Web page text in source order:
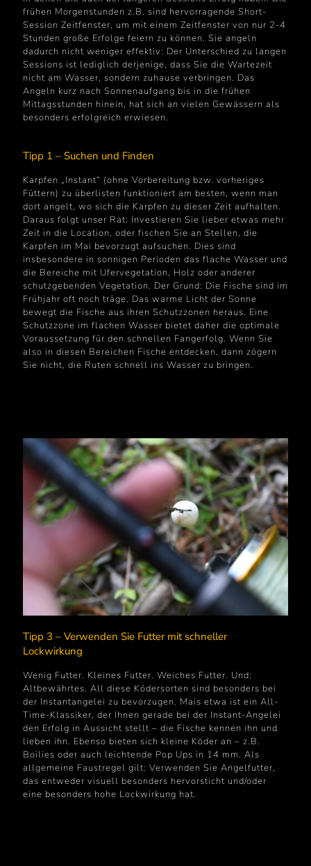
frühen Morgenstunden z.B. sind hervorragende Short-
Session Zeitfenster, um mit einem Zeitfenster von nur 2-4
Stunden große Erfolge feiern zu können. Sie angeln
dadurch nicht weniger effektiv: Der Unterschied zu langen
Sessions ist lediglich derjenige, dass Sie die Wartezeit
nicht am Wasser, sondern zuhause verbringen. Das
Angeln kurz nach Sonnenaufgang bis in die frühen
Mittagsstunden hinein, hat sich an vielen Gewässern als
besonders erfolgreich erwiesen.
Tipp 1 – Suchen und Finden
Karpfen „Instant“ (ohne Vorbereitung bzw. vorheriges
Füttern) zu überlisten funktioniert am besten, wenn man
dort angelt, wo sich die Karpfen zu dieser Zeit aufhalten.
Daraus folgt unser Rat: Investieren Sie lieber etwas mehr
Zeit in die Location, oder fischen Sie an Stellen, die
Karpfen im Mai bevorzugt aufsuchen. Dies sind
insbesondere in sonnigen Perioden das flache Wasser und
die Bereiche mit Ufervegetation, Holz oder anderer
schutzgebenden Vegetation. Der Grund: Die Fische sind im
Frühjahr oft noch träge. Das warme Licht der Sonne
bewegt die Fische aus ihren Schutzzonen heraus. Eine
Schutzzone im flachen Wasser bietet daher die optimale
Voraussetzung für den schnellen Fangerfolg. Wenn Sie
also in diesen Bereichen Fische entdecken, dann zögern
Sie nicht, die Ruten schnell ins Wasser zu bringen.
Tipp 3 – Verwenden Sie Futter mit schneller
Lockwirkung
Wenig Futter. Kleines Futter. Weiches Futter. Und:
Altbewährtes. All diese Ködersorten sind besonders bei
der Instantangelei zu bevorzugen. Mais etwa ist ein All-
Time-Klassiker, der Ihnen gerade bei der Instant-Angelei
den Erfolg in Aussicht stellt – die Fische kennen ihn und
lieben ihn. Ebenso bieten sich kleine Köder an – z.B.
Boilies oder auch leichtende Pop Ups in 14 mm. Als
allgemeine Faustregel gilt: Verwenden Sie Angelfutter,
das entweder visuell besonders hervorsticht und/oder
eine besonders hohe Lockwirkung hat.